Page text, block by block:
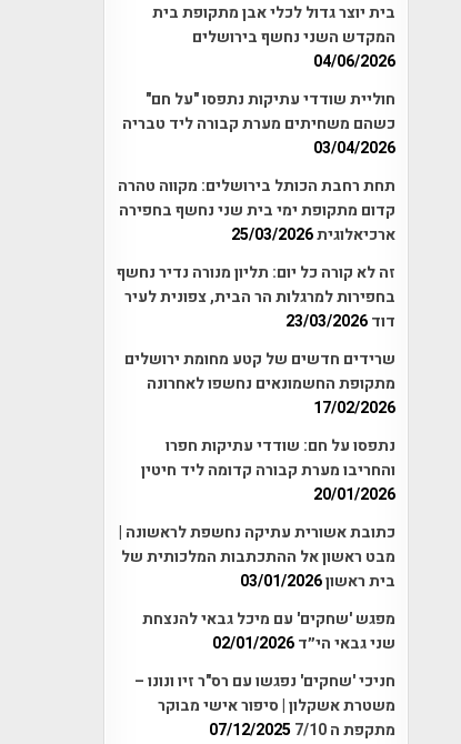
בית יוצר גדול לכלי אבן מתקופת בית
המקדש השני נחשף בירושלים
04/06/2026
חוליית שודדי עתיקות נתפסו "על חם"
כשהם משחיתים מערת קבורה ליד טבריה
03/04/2026
תחת רחבת הכותל בירושלים: מקווה טהרה
קדום מתקופת ימי בית שני נחשף בחפירה
ארכיאלוגית25/03/2026
זה לא קורה כל יום: תליון מנורה נדיר נחשף
בחפירות למרגלות הר הבית, צפונית לעיר
דוד23/03/2026
שרידים חדשים של קטע מחומת ירושלים
מתקופת החשמונאים נחשפו לאחרונה
17/02/2026
נתפסו על חם: שודדי עתיקות חפרו
והחריבו מערת קבורה קדומה ליד חיטין
20/01/2026
כתובת אשורית עתיקה נחשפת לראשונה |
מבט ראשון אל ההתכתבות המלכותית של
בית ראשון03/01/2026
מפגש 'שחקים' עם מיכל גבאי להנצחת
שני גבאי הי״ד02/01/2026
חניכי 'שחקים' נפגשו עם רס"ר זיו ונונו –
משטרת אשקלון | סיפור אישי מבוקר
מתקפת ה 7/10
07/12/2025